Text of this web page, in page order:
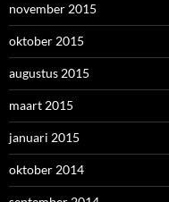
november 2015
oktober 2015
augustus 2015
maart 2015
januari 2015
oktober 2014